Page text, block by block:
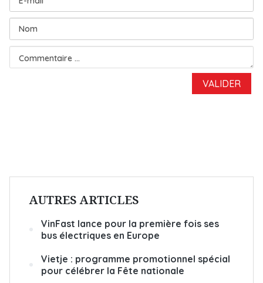
AUTRES ARTICLES
VinFast lance pour la première fois ses
bus électriques en Europe
Vietje : programme promotionnel spécial
pour célébrer la Fête nationale